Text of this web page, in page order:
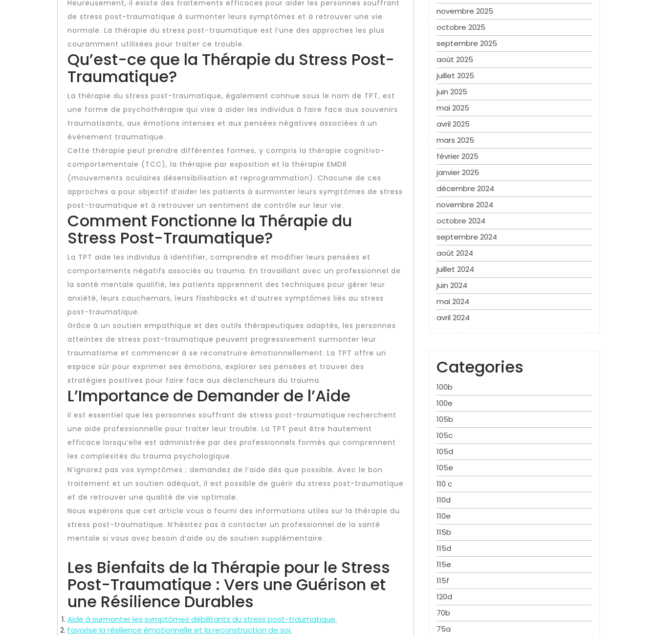
Heureusement, il existe des traitements efficaces pour aider les personnes souffrant
de stress post-traumatique à surmonter leurs symptômes et à retrouver une vie
normale. La thérapie du stress post-traumatique est l’une des approches les plus
couramment utilisées pour traiter ce trouble.
Qu’est-ce que la Thérapie du Stress Post-
Traumatique?
La thérapie du stress post-traumatique, également connue sous le nom de TPT, est
une forme de psychothérapie qui vise à aider les individus à faire face aux souvenirs
traumatisants, aux émotions intenses et aux pensées négatives associées à un
événement traumatique.
Cette thérapie peut prendre différentes formes, y compris la thérapie cognitivo-
comportementale (TCC), la thérapie par exposition et la thérapie EMDR
(mouvements oculaires désensibilisation et reprogrammation). Chacune de ces
approches a pour objectif d’aider les patients à surmonter leurs symptômes de stress
post-traumatique et à retrouver un sentiment de contrôle sur leur vie.
Comment Fonctionne la Thérapie du
Stress Post-Traumatique?
La TPT aide les individus à identifier, comprendre et modifier leurs pensées et
comportements négatifs associés au trauma. En travaillant avec un professionnel de
la santé mentale qualifié, les patients apprennent des techniques pour gérer leur
anxiété, leurs cauchemars, leurs flashbacks et d’autres symptômes liés au stress
post-traumatique.
Grâce à un soutien empathique et des outils thérapeutiques adaptés, les personnes
atteintes de stress post-traumatique peuvent progressivement surmonter leur
traumatisme et commencer à se reconstruire émotionnellement. La TPT offre un
espace sûr pour exprimer ses émotions, explorer ses pensées et trouver des
stratégies positives pour faire face aux déclencheurs du trauma.
L’Importance de Demander de l’Aide
Il est essentiel que les personnes souffrant de stress post-traumatique recherchent
une aide professionnelle pour traiter leur trouble. La TPT peut être hautement
efficace lorsqu’elle est administrée par des professionnels formés qui comprennent
les complexités du trauma psychologique.
N’ignorez pas vos symptômes ; demandez de l’aide dès que possible. Avec le bon
traitement et un soutien adéquat, il est possible de guérir du stress post-traumatique
et de retrouver une qualité de vie optimale.
Nous espérons que cet article vous a fourni des informations utiles sur la thérapie du
stress post-traumatique. N’hésitez pas à contacter un professionnel de la santé
mentale si vous avez besoin d’aide ou de soutien supplémentaire.
Les Bienfaits de la Thérapie pour le Stress
Post-Traumatique : Vers une Guérison et
une Résilience Durables
Aide à surmonter les symptômes débilitants du stress post-traumatique.
Favorise la résilience émotionnelle et la reconstruction de soi.
novembre 2025
octobre 2025
septembre 2025
août 2025
juillet 2025
juin 2025
mai 2025
avril 2025
mars 2025
février 2025
janvier 2025
décembre 2024
novembre 2024
octobre 2024
septembre 2024
août 2024
juillet 2024
juin 2024
mai 2024
avril 2024
Categories
100b
100e
105b
105c
105d
105e
110 c
110d
110e
115b
115d
115e
115f
120d
70b
75a